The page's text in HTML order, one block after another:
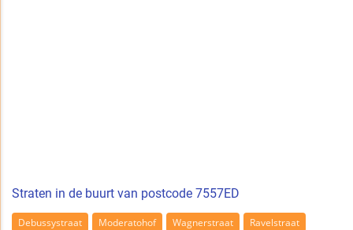
Straten in de buurt van postcode 7557ED
Debussystraat Moderatohof Wagnerstraat
Ravelstraat